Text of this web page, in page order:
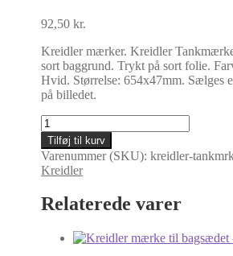
92,50kr.
Kreidler mærker. Kreidler
sort baggrund. Trykt på sort folie.
Hvid. Størrelse: 654x47mm. Sælges
på billedet.
Kreidler
Tankmærke
-
hvid
antal
Tilføj til kurv
Varenummer (SKU):kreidler-
Kreidler
Relaterede varer